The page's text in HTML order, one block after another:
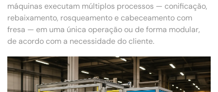
máquinas executam múltiplos processos — conificação,
rebaixamento, rosqueamento e cabeceamento com
fresa — em uma única operação ou de forma modular,
de acordo com a necessidade do cliente.